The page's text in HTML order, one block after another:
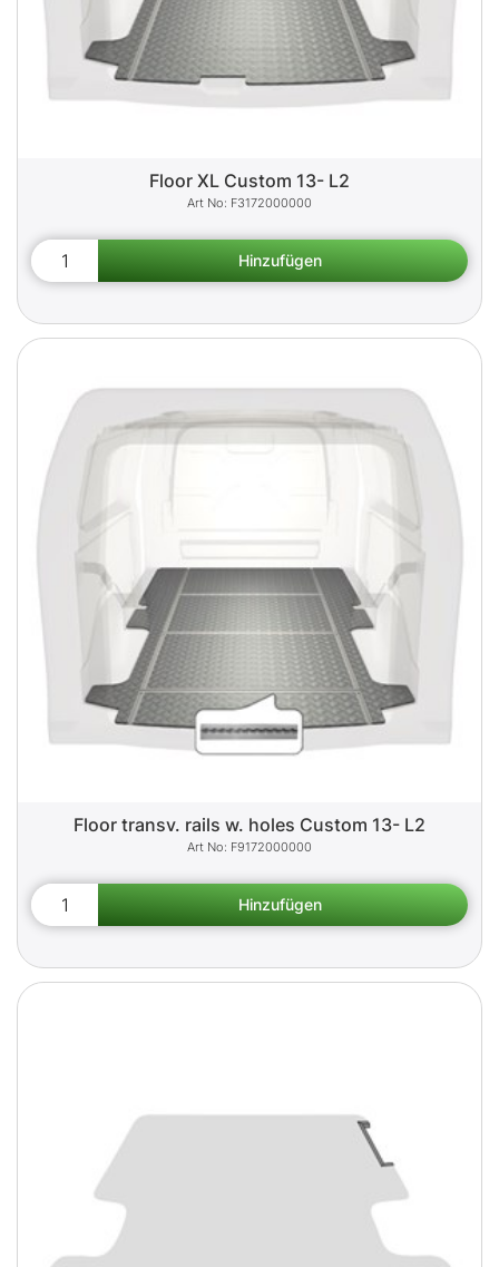
Floor XL Custom 13- L2
F3172000000
Floor transv. rails w. holes Custom 13- L2
F9172000000